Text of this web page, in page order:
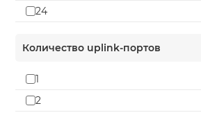
24
48
Количество uplink-портов
1
2